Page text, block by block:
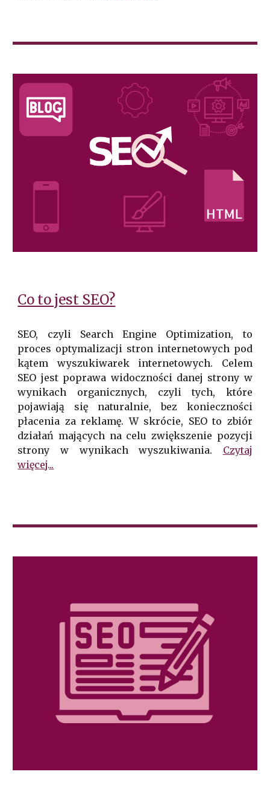
Co to jest SEO?
SEO, czyli Search Engine Optimization, to
proces optymalizacji stron internetowych pod
kątem wyszukiwarek internetowych. Celem
SEO jest poprawa widoczności danej strony w
wynikach organicznych, czyli tych, które
pojawiają się naturalnie, bez konieczności
płacenia za reklamę. W skrócie, SEO to zbiór
działań mających na celu zwiększenie pozycji
strony w wynikach wyszukiwania. Czytaj
więcej...